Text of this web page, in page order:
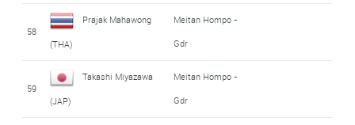
58
Prajak Mahawong
(THA)
Meitan Hompo -
Gdr
59
Takashi Miyazawa
(JAP)
Meitan Hompo -
Gdr